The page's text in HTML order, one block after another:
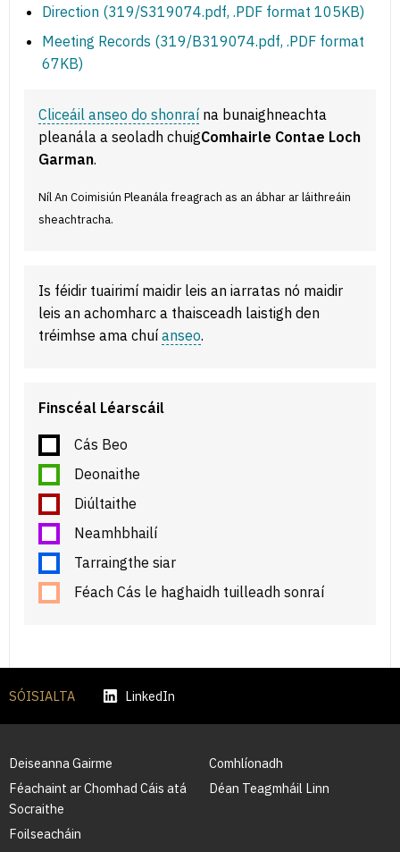
Direction (319/S319074.pdf, .PDF format 105KB)
Meeting Records (319/B319074.pdf, .PDF format
67KB)
Cliceáil anseo do shonraí na bunaighneachta
pleanála a seoladh chuigComhairle Contae Loch
Garman.
Níl An Coimisiún Pleanála freagrach as an ábhar ar láithreáin
sheachtracha.
Is féidir tuairimí maidir leis an iarratas nó maidir
leis an achomharc a thaisceadh laistigh den
tréimhse ama chuí anseo.
Finscéal Léarscáil
Cás Beo
Deonaithe
Diúltaithe
Neamhbhailí
Tarraingthe siar
Féach Cás le haghaidh tuilleadh sonraí
SÓISIALTA LinkedIn
Deiseanna Gairme
Féachaint ar Chomhad Cáis atá
Socraithe
Foilseacháin
Comhlíonadh
Déan Teagmháil Linn